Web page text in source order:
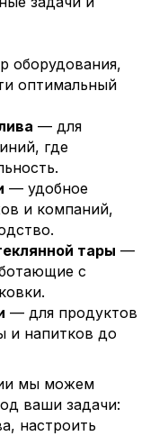
оборудования,
оптимальный
— для
где
— удобное
и компаний,
тары —
с
— для продуктов
и напитков до
мы можем
ваши задачи:
настроить